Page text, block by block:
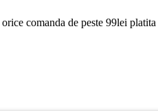
comanda de peste 99lei